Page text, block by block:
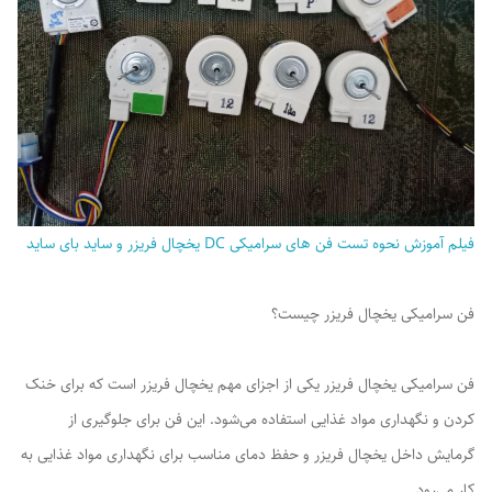
فیلم آموزش نحوه تست فن های سرامیکی DC یخچال فریزر و ساید بای ساید
فن سرامیکی یخچال فریزر چیست؟
فن سرامیکی یخچال فریزر یکی از اجزای مهم یخچال فریزر است که برای خنک
کردن و نگهداری مواد غذایی استفاده می‌شود. این فن برای جلوگیری از
گرمایش داخل یخچال فریزر و حفظ دمای مناسب برای نگهداری مواد غذایی به